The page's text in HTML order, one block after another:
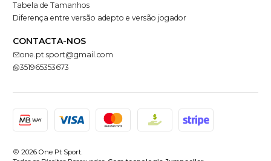
Tabela de Tamanhos
Diferença entre versão adepto e versão jogador
CONTACTA-NOS
one.pt.sport@gmail.com
351965353673
2026 One Pt Sport.